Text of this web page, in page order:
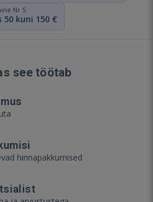
Nr 5
50 kuni 150 €
see töötab
hinnapakkumised